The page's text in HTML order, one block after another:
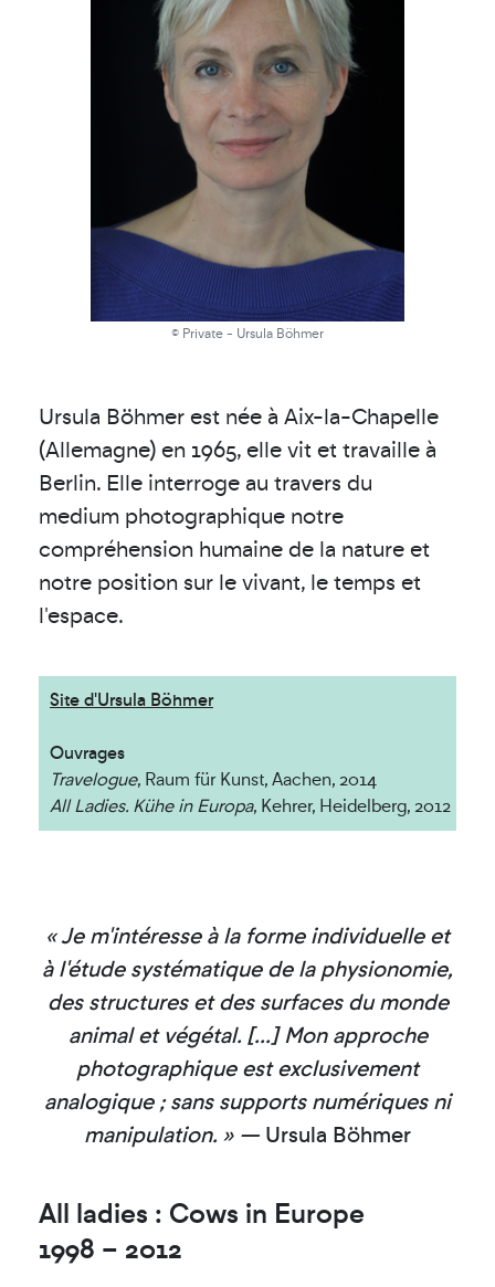
© Private - Ursula Böhmer
Ursula Böhmer est née à Aix-la-Chapelle
(Allemagne) en 1965, elle vit et travaille à
Berlin. Elle interroge au travers du
medium photographique notre
compréhension humaine de la nature et
notre position sur le vivant, le temps et
l'espace.
Site d'Ursula Böhmer
Ouvrages
Travelogue, Raum für Kunst, Aachen, 2014
All Ladies. Kühe in Europa, Kehrer, Heidelberg, 2012
« Je m'intéresse à la forme individuelle et
à l'étude systématique de la physionomie,
des structures et des surfaces du monde
animal et végétal. [...] Mon approche
photographique est exclusivement
analogique ; sans supports numériques ni
manipulation. » — Ursula Böhmer
All ladies : Cows in Europe
1998 – 2012